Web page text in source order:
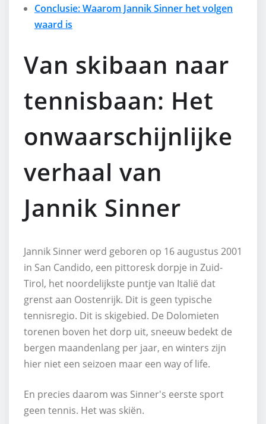
Conclusie: Waarom Jannik Sinner het volgen
waard is
Van skibaan naar
tennisbaan: Het
onwaarschijnlijke
verhaal van
Jannik Sinner
Jannik Sinner werd geboren op 16 augustus 2001
in San Candido, een pittoresk dorpje in Zuid-
Tirol, het noordelijkste puntje van Italië dat
grenst aan Oostenrijk. Dit is geen typische
tennisregio. Dit is skigebied. De Dolomieten
torenen boven het dorp uit, sneeuw bedekt de
bergen maandenlang per jaar, en winters zijn
hier niet een seizoen maar een way of life.
En precies daarom was Sinner's eerste sport
geen tennis. Het was skiën.